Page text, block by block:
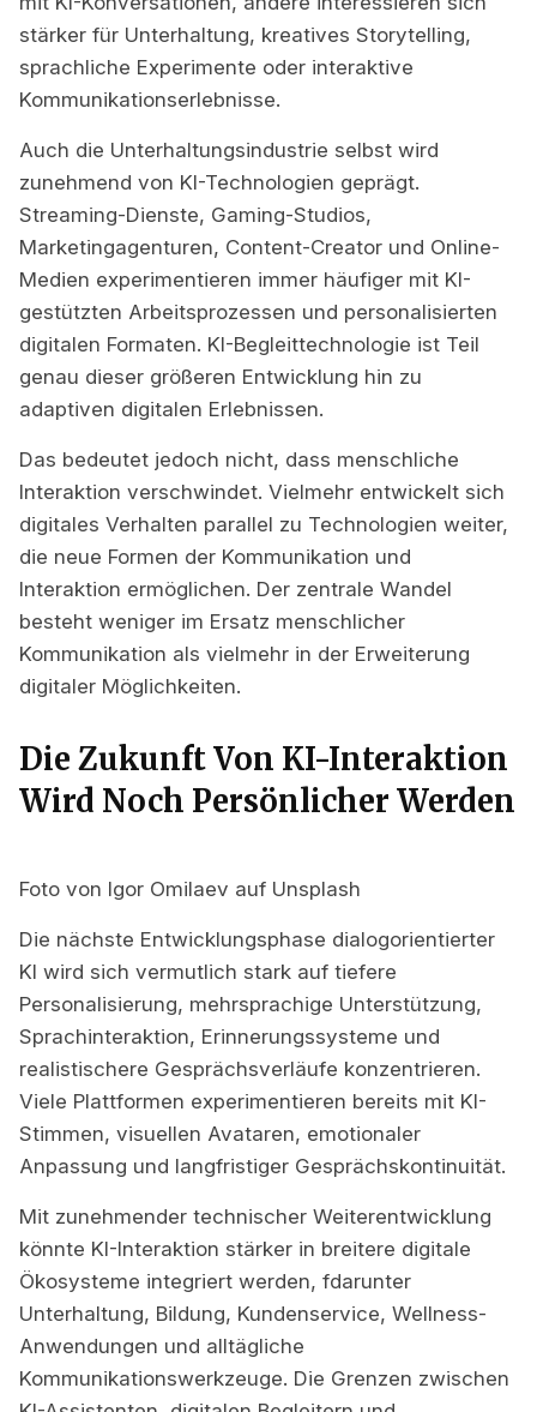
stärker für Unterhaltung, kreatives Storytelling,
sprachliche Experimente oder interaktive
Kommunikationserlebnisse.
Auch die Unterhaltungsindustrie selbst wird
zunehmend von KI-Technologien geprägt.
Streaming-Dienste, Gaming-Studios,
Marketingagenturen, Content-Creator und Online-
Medien experimentieren immer häufiger mit KI-
gestützten Arbeitsprozessen und personalisierten
digitalen Formaten. KI-Begleittechnologie ist Teil
genau dieser größeren Entwicklung hin zu
adaptiven digitalen Erlebnissen.
Das bedeutet jedoch nicht, dass menschliche
Interaktion verschwindet. Vielmehr entwickelt sich
digitales Verhalten parallel zu Technologien weiter,
die neue Formen der Kommunikation und
Interaktion ermöglichen. Der zentrale Wandel
besteht weniger im Ersatz menschlicher
Kommunikation als vielmehr in der Erweiterung
digitaler Möglichkeiten.
Die Zukunft Von KI-Interaktion
Wird Noch Persönlicher Werden
Foto von Igor Omilaev auf Unsplash
Die nächste Entwicklungsphase dialogorientierter
KI wird sich vermutlich stark auf tiefere
Personalisierung, mehrsprachige Unterstützung,
Sprachinteraktion, Erinnerungssysteme und
realistischere Gesprächsverläufe konzentrieren.
Viele Plattformen experimentieren bereits mit KI-
Stimmen, visuellen Avataren, emotionaler
Anpassung und langfristiger Gesprächskontinuität.
Mit zunehmender technischer Weiterentwicklung
könnte KI-Interaktion stärker in breitere digitale
Ökosysteme integriert werden, fdarunter
Unterhaltung, Bildung, Kundenservice, Wellness-
Anwendungen und alltägliche
Kommunikationswerkzeuge. Die Grenzen zwischen